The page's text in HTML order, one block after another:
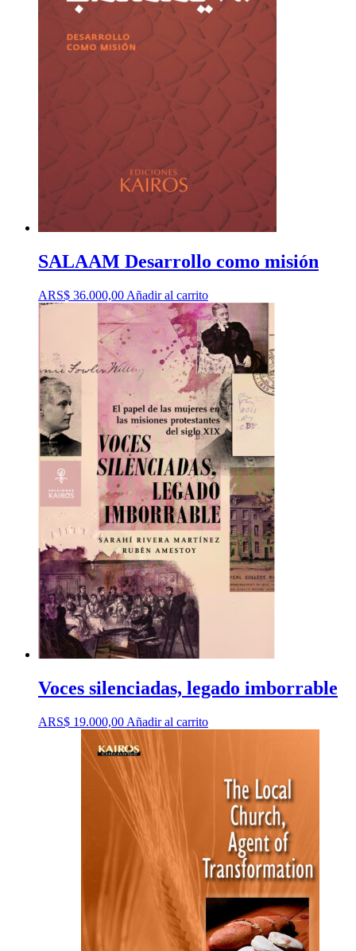
SALAAM Desarrollo como misión
ARS$ 36.000,00 Añadir al carrito
Voces silenciadas, legado imborrable
ARS$ 19.000,00 Añadir al carrito